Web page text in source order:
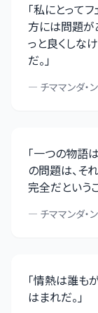
「私にとってフ
方には問題が
っと良くしな
だ。」
— チママンダ・
「一つの物語
の問題は、そ
完全だという
— チママンダ・
「情熱は誰も
はまれだ。」